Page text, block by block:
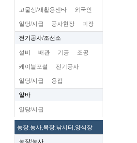
고물상/재활용센타 외국인
일당/시급 공사현장 미장
전기공사/조선소
설비 배관 기공 조공
케이블포설 전기공사
일당/시급 용접
알바
일당/시급
농장.농사,목장.낚시터,양식장
농장/농사